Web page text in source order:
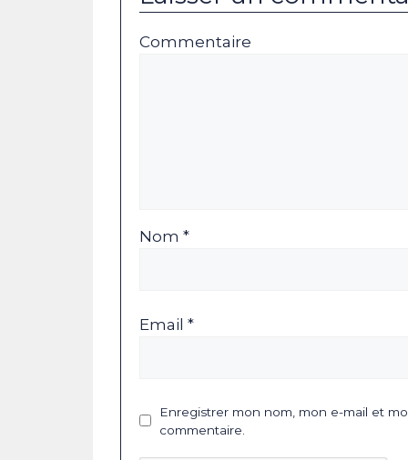
Commentaire
Nom *
Email *
Enregistrer mon nom, mon e-mail et
commentaire.